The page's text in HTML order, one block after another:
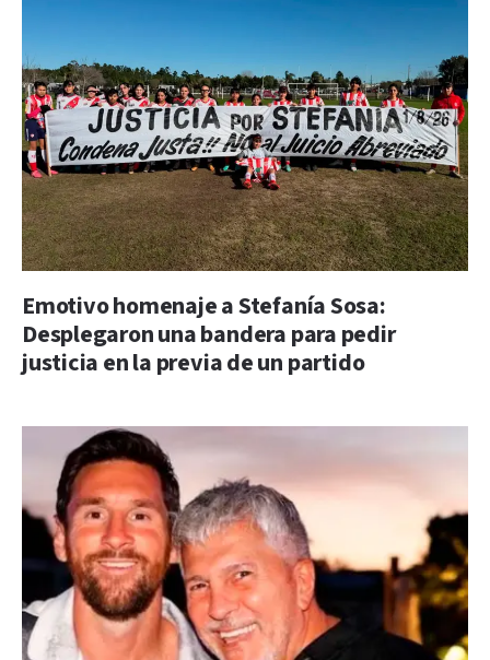
Emotivo homenaje a Stefanía Sosa:
Desplegaron una bandera para pedir
justicia en la previa de un partido